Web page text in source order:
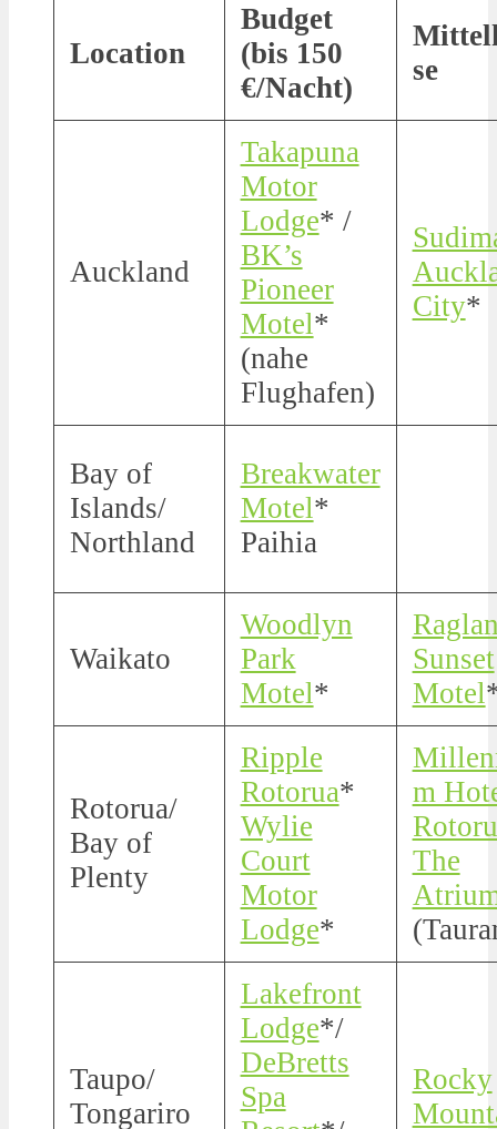
Location
Budget
(bis 150
€/Nacht)
se
Auckland
Takapuna
Motor
Lodge* /
BK’s
Pioneer
Motel*
(nahe
Flughafen)
City*
Bay of
Islands/
Northland
Breakwater
Motel*
Paihia
Waikato
Woodlyn
Park
Motel*
Sunset
Motel
Rotorua/
Bay of
Plenty
Ripple
Rotorua*
Wylie
Court
Motor
Lodge*
m
The
Taupo/
Tongariro
Lakefront
Lodge*/
DeBretts
Spa
Rocky